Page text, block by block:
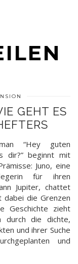
GEHT ES
“Hey guten
dir?” beginnt mit
Juno, eine
für ihren
Jupiter, chattet
die Grenzen
Geschichte zieht
durch die dichte,
und ihrer Suche
und